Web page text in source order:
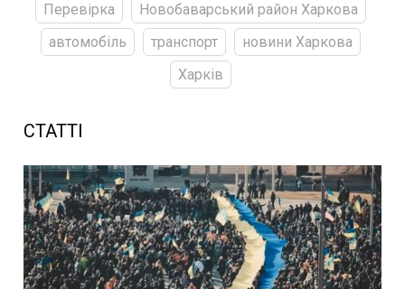
Перевірка
Новобаварський район Харкова
автомобіль
транспорт
новини Харкова
Харків
СТАТТІ